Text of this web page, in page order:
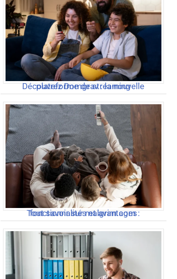
Découvrez Domgrav : la nouvelle plateforme de streaming
Tout savoir sur malgrim.com : fonctionnalités et avantages